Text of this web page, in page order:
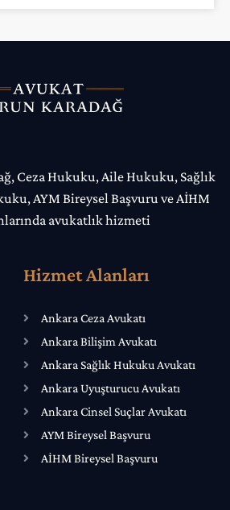
Ceza Hukuku, Aile Hukuku, Sağlık
AYM Bireysel Başvuru ve AİHM
avukatlık hizmeti
Hizmet Alanları
Ankara Ceza Avukatı
Ankara Bilişim Avukatı
Ankara Sağlık Hukuku Avukatı
Ankara Uyuşturucu Avukatı
Ankara Cinsel Suçlar Avukatı
AYM Bireysel Başvuru
AİHM Bireysel Başvuru